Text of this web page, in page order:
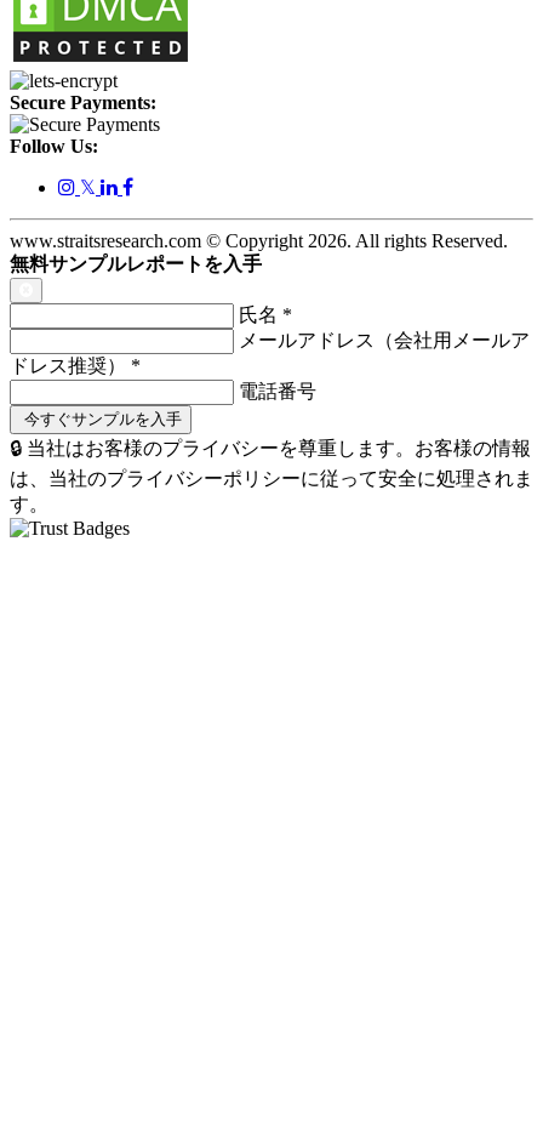
Secure Payments:
Follow Us:
𝕏
www.straitsresearch.com © Copyright 2026. All rights Reserved.
無料サンプルレポートを入手
氏名 *
メールアドレス（会社用メールア
ドレス推奨） *
電話番号
🔒 当社はお客様のプライバシーを尊重します。お客様の情報
は、当社のプライバシーポリシーに従って安全に処理されま
す。